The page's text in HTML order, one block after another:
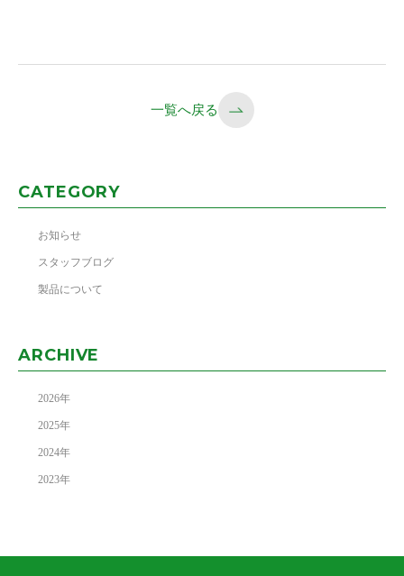
一覧へ戻る
CATEGORY
お知らせ
スタッフブログ
製品について
ARCHIVE
2026年
2025年
2024年
2023年